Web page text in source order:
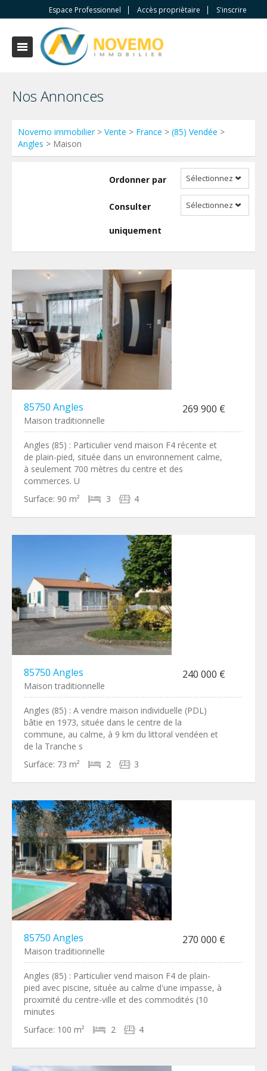
Espace Professionnel Accès propriètaire S'inscrire
Nos Annonces
Novemo immobilier> Vente > France > (85) Vendée >
Angles > Maison
Ordonner par Sélectionnez
Consulter
uniquement
Sélectionnez
85750 Angles 269 900 €
Maison traditionnelle
Angles (85) : Particulier vend maison F4 récente et
de plain-pied, située dans un environnement calme,
à seulement 700 mètres du centre et des
commerces. U
Surface: 90 m² 3 4
85750 Angles 240 000 €
Maison traditionnelle
Angles (85) : A vendre maison individuelle (PDL)
bâtie en 1973, située dans le centre de la
commune, au calme, à 9 km du littoral vendéen et
de la Tranche s
Surface: 73 m² 2 3
85750 Angles 270 000 €
Maison traditionnelle
Angles (85) : Particulier vend maison F4 de plain-
pied avec piscine, située au calme d'une impasse, à
proximité du centre-ville et des commodités (10
minutes
Surface: 100 m² 2 4